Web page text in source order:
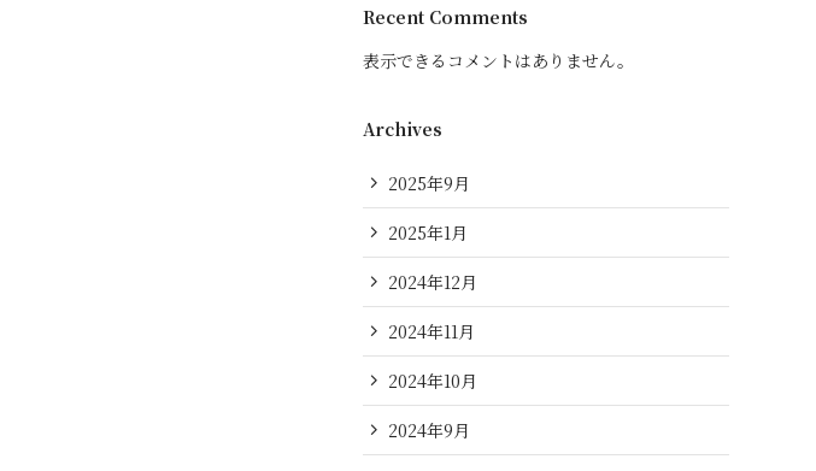
Recent Comments
表示できるコメントはありません。
Archives
2025年9月
2025年1月
2024年12月
2024年11月
2024年10月
2024年9月